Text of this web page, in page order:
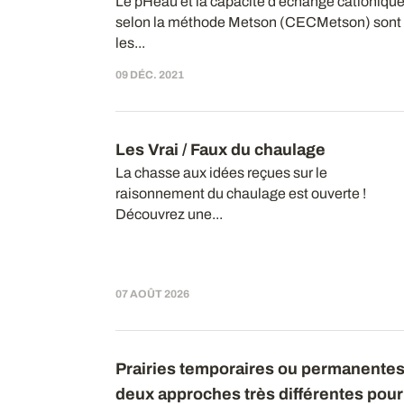
selon la méthode Metson (CECMetson) sont
les...
09 DÉC. 2021
Les Vrai / Faux du chaulage
La chasse aux idées reçues sur le
raisonnement du chaulage est ouverte !
Découvrez une...
07 AOÛT 2026
Prairies temporaires ou
deux approches très différentes pour